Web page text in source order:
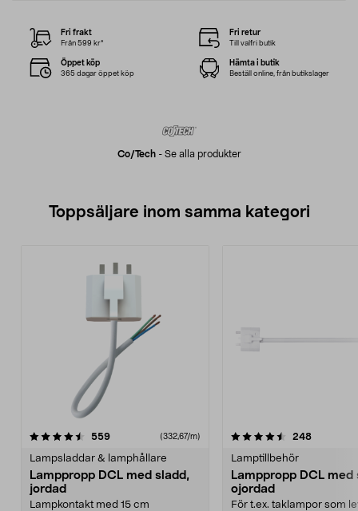
Co/tech- Se alla produkter
Fri frakt
Från 599 kr*
Fri retur
Till valfri butik
Öppet köp
365 dagar öppet köp
Hämta i butik
Beställ online, från butikslager
Toppsäljare inom samma kategori
559recensioner(332,67/m)
Lampsladdar & lamphållare
Lamppropp DCL med sladd,
jordad
Lampkontakt med 15 cm
4.5 av 5 stjärnor 248
Lamptillbehör
Lamppropp DCL med
ojordad
För t.ex. taklampor som
4.5 av 5 stjärnor